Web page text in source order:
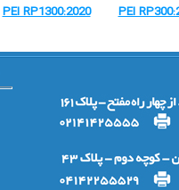
PEI RP1300:2020 PEI